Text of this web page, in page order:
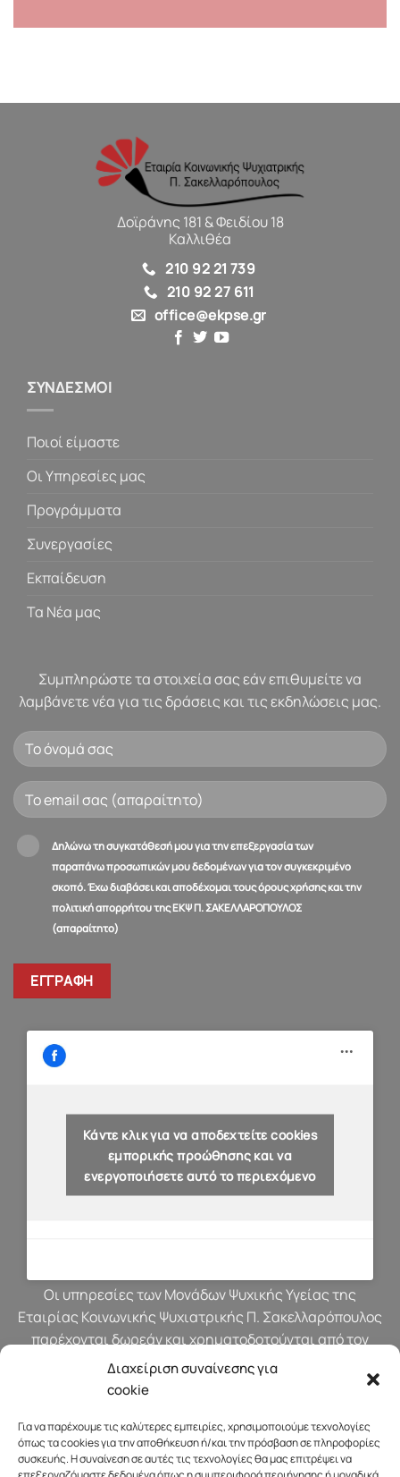
Διαχείριση συναίνεσης για
cookie
Για να παρέχουμε τις καλύτερες εμπειρίες, χρησιμοποιούμε τεχνολογίες
όπως τα cookies για την αποθήκευση ή/και την πρόσβαση σε πληροφορίες
συσκευής. Η συναίνεση σε αυτές τις τεχνολογίες θα μας επιτρέψει να
Δοϊράνης 181 & Φειδίου 18
Καλλιθέα
210 92 21 739
210 92 27 611
office@ekpse.gr
ΣΥΝΔΕΣΜΟΙ
Ποιοί είμαστε
Οι Υπηρεσίες μας
Προγράμματα
Συνεργασίες
Εκπαίδευση
Τα Νέα μας
Συμπληρώστε τα στοιχεία σας εάν επιθυμείτε να
λαμβάνετε νέα για τις δράσεις και τις εκδηλώσεις μας.
Δηλώνω τη συγκατάθεσή μου για την επεξεργασία των
παραπάνω προσωπικών μου δεδομένων για τον συγκεκριμένο
σκοπό. Έχω διαβάσει και αποδέχομαι τους όρους χρήσης και την
πολιτική απορρήτου της ΕΚΨ Π. ΣΑΚΕΛΛΑΡΟΠΟΥΛΟΣ
(απαραίτητο)
Κάντε κλικ για να αποδεχτείτε cookies
εμπορικής προώθησης και να
ενεργοποιήσετε αυτό το περιεχόμενο
Οι υπηρεσίες των Μονάδων Ψυχικής Υγείας της
Εταιρίας Κοινωνικής Ψυχιατρικής Π. Σακελλαρόπουλος
παρέχονται δωρεάν και χρηματοδοτούνται από τον
προϋπολογισμό του Υπουργείου Υγείας.